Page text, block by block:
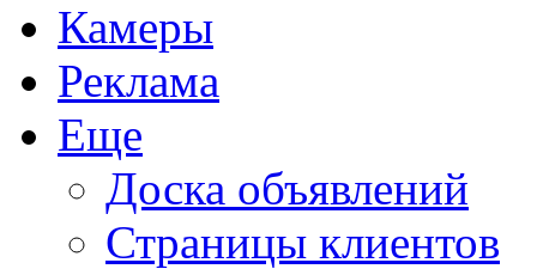
Камеры
Реклама
Еще
Доска объявлений
Страницы клиентов